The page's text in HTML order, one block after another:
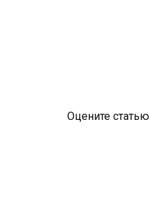
Оцените статью